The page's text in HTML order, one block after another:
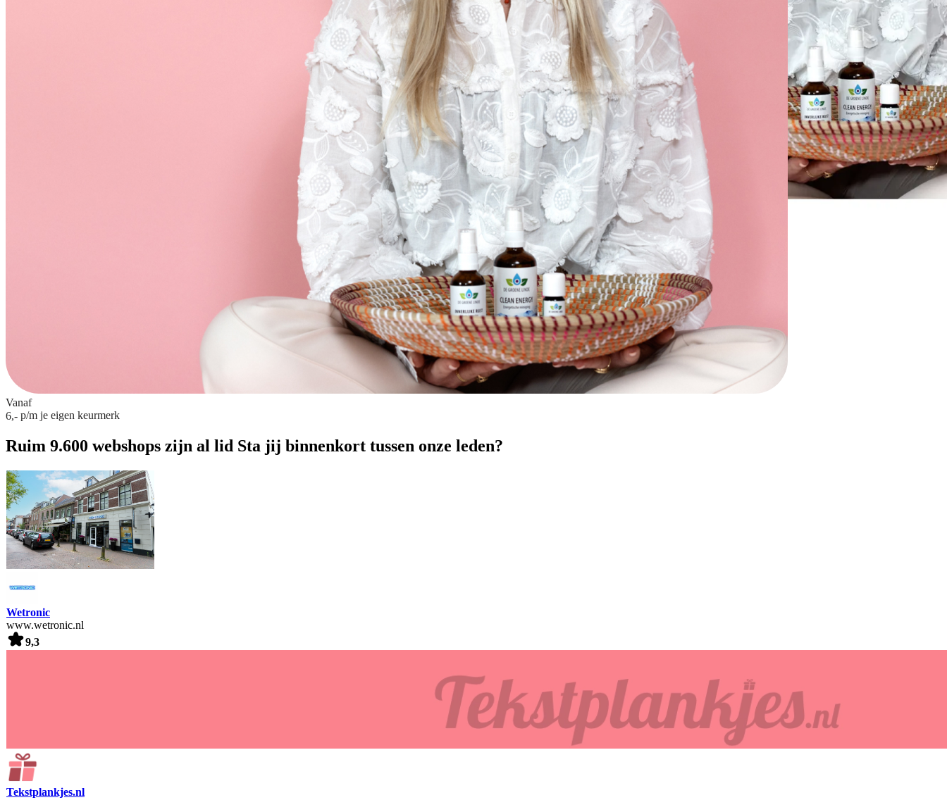
Vanaf
6,- p/m je eigen keurmerk
Ruim 9.600 webshops zijn al lid Sta jij binnenkort tussen onze leden?
Wetronic
www.wetronic.nl
9,3
Tekstplankjes.nl